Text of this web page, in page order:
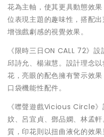
花為主軸，使其更具動態效
位表現主題的趣味性，搭配
增強戲劇感的視覺效果。
《限時三日ON CALL 72》
邱詩允、楊淑慧。設計理念
花，亮眼的配色擁有警示效
口袋機能性配件。
《噤聲遊戲Vicious Circle
妏、呂宜貞、鄧品嫻、林孟
質，印花則以扭曲液化的效